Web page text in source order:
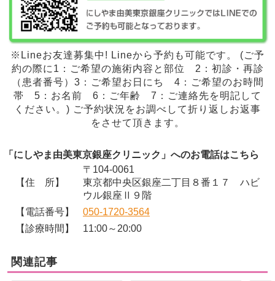
※Lineお友達募集中! Lineから予約も可能です。 (ご予
約の際に1：ご希望の施術内容と部位 2：初診・再診
（患者番号）3：ご希望お日にち 4：ご希望のお時間
帯 5：お名前 6：ご年齢 7：ご連絡先を明記して
ください。) ご予約状況をお調べして折り返しお返事
をさせて頂きます。
「にしやま由美東京銀座クリニック」へのお電話はこちら
【住 所】
〒104-0061
東京都中央区銀座二丁目８番１７ ハビ
ウル銀座Ⅱ９階
【電話番号】
050-1720-3564
【診療時間】
11:00～20:00
関連記事